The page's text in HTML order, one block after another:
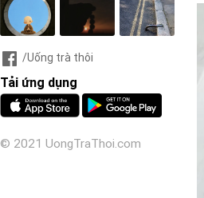
/Uống trà thôi
Tải ứng dụng
© 2021 UongTraThoi.com